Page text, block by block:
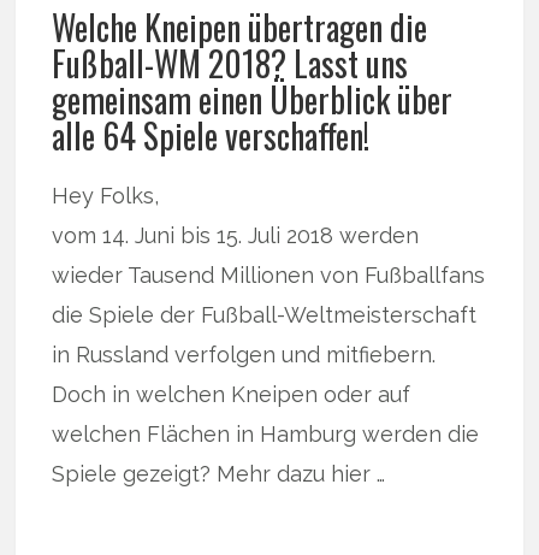
Welche Kneipen übertragen die
Fußball-WM 2018? Lasst uns
gemeinsam einen Überblick über
alle 64 Spiele verschaffen!
Hey Folks,
vom 14. Juni bis 15. Juli 2018 werden
wieder Tausend Millionen von Fußballfans
die Spiele der Fußball-Weltmeisterschaft
in Russland verfolgen und mitfiebern.
Doch in welchen Kneipen oder auf
welchen Flächen in Hamburg werden die
Spiele gezeigt? Mehr dazu hier …